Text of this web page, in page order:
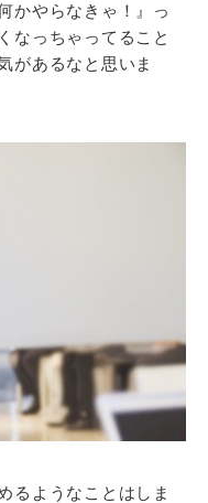
かやらなきゃ！』っ
なっちゃってること
があるなと思いま
るようなことはしま